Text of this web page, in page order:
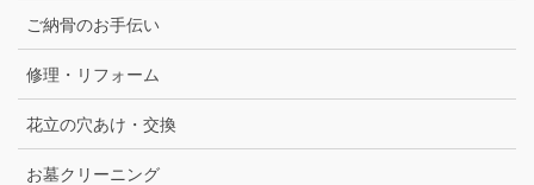
ご納骨のお手伝い
修理・リフォーム
花立の穴あけ・交換
お墓クリーニング